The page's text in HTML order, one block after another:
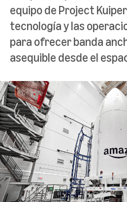
equipo de Project
tecnología y las
para ofrecer banda
asequible desde el